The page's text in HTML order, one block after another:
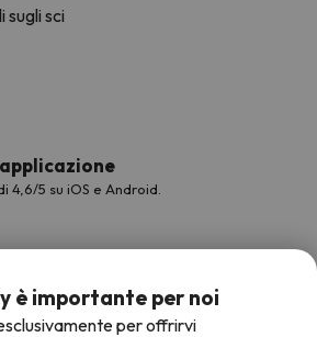
sugli sci
4,6/5 su iOS e Android.
è importante per noi
per offrirvi